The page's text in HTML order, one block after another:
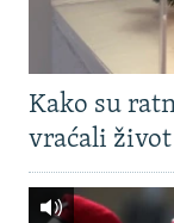
Kako su
vraćali